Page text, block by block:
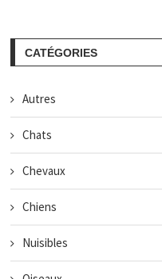
CATÉGORIES
Autres
Chats
Chevaux
Chiens
Nuisibles